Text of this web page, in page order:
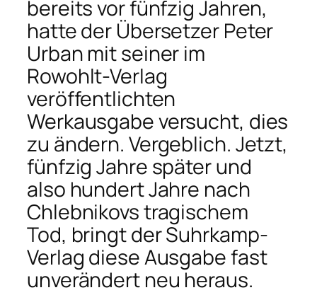
bereits vor fünfzig Jahren,
hatte der Übersetzer Peter
Urban mit seiner im
Rowohlt-Verlag
veröffentlichten
Werkausgabe versucht, dies
zu ändern. Vergeblich. Jetzt,
fünfzig Jahre später und
also hundert Jahre nach
Chlebnikovs tragischem
Tod, bringt der Suhrkamp-
Verlag diese Ausgabe fast
unverändert neu heraus.